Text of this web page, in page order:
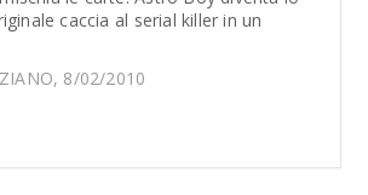
caccia al serial killer in un
8/02/2010